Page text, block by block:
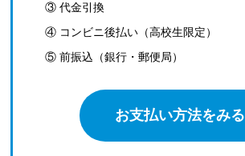
③ 代金引換
④ コンビニ後払い（高校生限定）
⑤ 前振込（銀行・郵便局）
お支払い方法をみる